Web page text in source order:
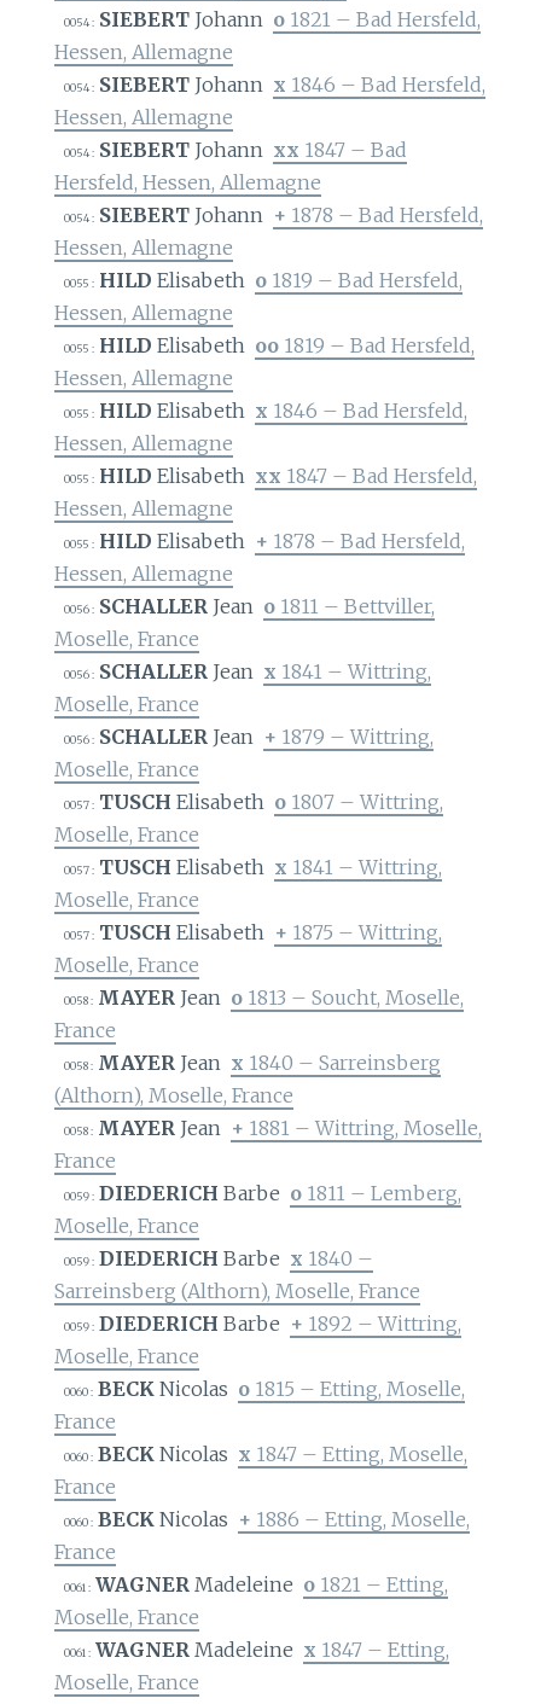
0054 : SIEBERT Johann o 1821 – Bad Hersfeld,
Hessen, Allemagne
0054 : SIEBERT Johann x 1846 – Bad Hersfeld,
Hessen, Allemagne
0054 : SIEBERT Johann xx 1847 – Bad
Hersfeld, Hessen, Allemagne
0054 : SIEBERT Johann + 1878 – Bad Hersfeld,
Hessen, Allemagne
0055 : HILD Elisabeth o 1819 – Bad Hersfeld,
Hessen, Allemagne
0055 : HILD Elisabeth oo 1819 – Bad Hersfeld,
Hessen, Allemagne
0055 : HILD Elisabeth x 1846 – Bad Hersfeld,
Hessen, Allemagne
0055 : HILD Elisabeth xx 1847 – Bad Hersfeld,
Hessen, Allemagne
0055 : HILD Elisabeth + 1878 – Bad Hersfeld,
Hessen, Allemagne
0056 : SCHALLER Jean o 1811 – Bettviller,
Moselle, France
0056 : SCHALLER Jean x 1841 – Wittring,
Moselle, France
0056 : SCHALLER Jean + 1879 – Wittring,
Moselle, France
0057 : TUSCH Elisabeth o 1807 – Wittring,
Moselle, France
0057 : TUSCH Elisabeth x 1841 – Wittring,
Moselle, France
0057 : TUSCH Elisabeth + 1875 – Wittring,
Moselle, France
0058 : MAYER Jean o 1813 – Soucht, Moselle,
France
0058 : MAYER Jean x 1840 – Sarreinsberg
(Althorn), Moselle, France
0058 : MAYER Jean + 1881 – Wittring, Moselle,
France
0059 : DIEDERICH Barbe o 1811 – Lemberg,
Moselle, France
0059 : DIEDERICH Barbe x 1840 –
Sarreinsberg (Althorn), Moselle, France
0059 : DIEDERICH Barbe + 1892 – Wittring,
Moselle, France
0060 : BECK Nicolas o 1815 – Etting, Moselle,
France
0060 : BECK Nicolas x 1847 – Etting, Moselle,
France
0060 : BECK Nicolas + 1886 – Etting, Moselle,
France
0061 : WAGNER Madeleine o 1821 – Etting,
Moselle, France
0061 : WAGNER Madeleine x 1847 – Etting,
Moselle, France